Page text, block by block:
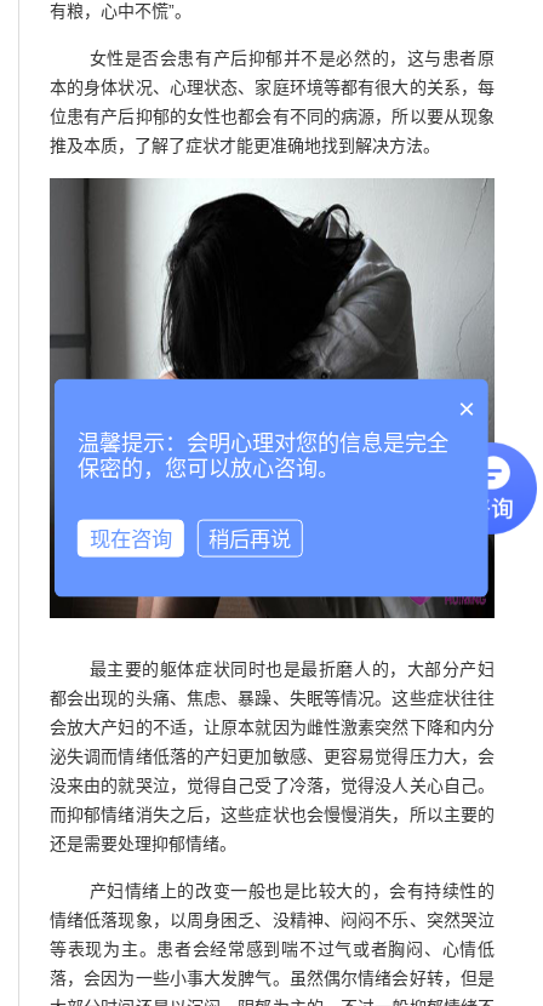
有粮，心中不慌”。
女性是否会患有产后抑郁并不是必然的，这与患者原
本的身体状况、心理状态、家庭环境等都有很大的关系，每
位患有产后抑郁的女性也都会有不同的病源，所以要从现象
推及本质，了解了症状才能更准确地找到解决方法。
最主要的躯体症状同时也是最折磨人的，大部分产妇
都会出现的头痛、焦虑、暴躁、失眠等情况。这些症状往往
会放大产妇的不适，让原本就因为雌性激素突然下降和内分
泌失调而情绪低落的产妇更加敏感、更容易觉得压力大，会
没来由的就哭泣，觉得自己受了冷落，觉得没人关心自己。
而抑郁情绪消失之后，这些症状也会慢慢消失，所以主要的
还是需要处理抑郁情绪。
产妇情绪上的改变一般也是比较大的，会有持续性的
情绪低落现象，以周身困乏、没精神、闷闷不乐、突然哭泣
等表现为主。患者会经常感到喘不过气或者胸闷、心情低
落，会因为一些小事大发脾气。虽然偶尔情绪会好转，但是
×
温馨提示：会明心理对您的信息是完全
保密的，您可以放心咨询。
现在咨询 稍后再说